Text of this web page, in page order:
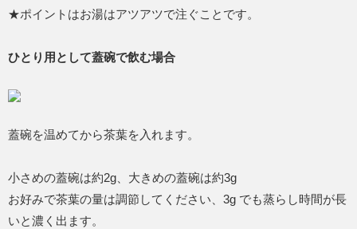
★ポイントはお湯はアツアツで注ぐことです。
ひとり用として蓋碗で飲む場合
蓋碗を温めてから茶葉を入れます。
小さめの蓋碗は約2g、大きめの蓋碗は約3g
お好みで茶葉の量は調節してください、3g でも蒸らし時間が長
いと濃く出ます。